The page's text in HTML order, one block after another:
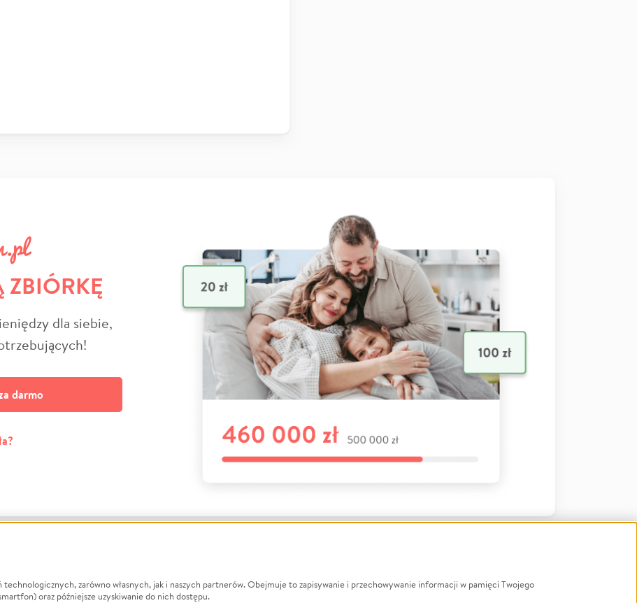
ZBIÓRKĘ
dla siebie,
darmo
O nas Zbieraj na
zarówno własnych, jak i naszych partnerów. Obejmuje to zapisywanie i przechowywanie informacji w pamięci Twojego
oraz późniejsze uzyskiwanie do nich dostępu.